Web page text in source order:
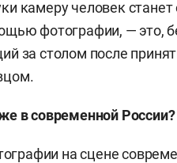
камеру человек
фотографии, — это,
за столом после
в современной России?
на сцене